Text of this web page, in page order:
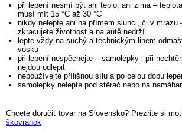
při lepení nesmí být ani teplo, ani zima –
musí mít 15 °C až 30 °C
nikdy nelepte ani na přímém slunci, či v mrazu
zkracujete životnost a na autě nedrží
lepte vždy na suchý a technickým lihem
vosku
při lepení nespěchejte – samolepky i při
nejdou odlepit
nepoužívejte přílišnou sílu a po celou dobu
samolepky nelepte pod stěrač nebo na
Chcete doručiť tovar na Slovensko? Prezrite si
škovránok